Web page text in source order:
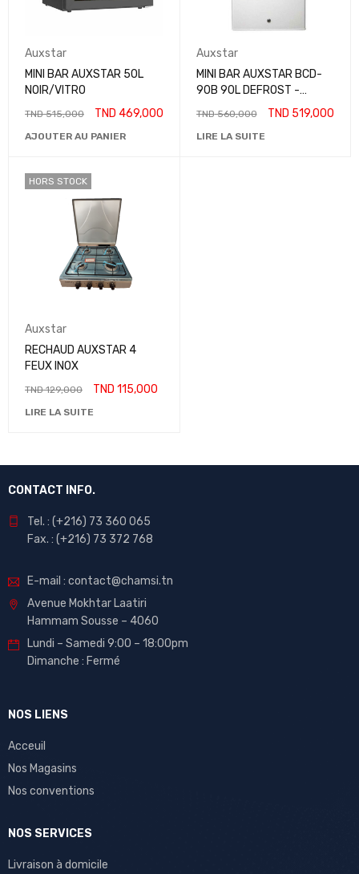
Auxstar
MINI BAR AUXSTAR 50L
NOIR/VITRO
TND515,000 TND 469,000
AJOUTER AU PANIER
Auxstar
MINI BAR AUXSTAR BCD-
90B 90L DEFROST -
TND560,000 TND 519,000
LIRE LA SUITE
HORS STOCK
Auxstar
RECHAUD AUXSTAR 4
FEUX INOX
TND129,000 TND 115,000
LIRE LA SUITE
CONTACT INFO.
Tel. : (+216) 73 360 065
Fax. : (+216) 73 372 768
E-mail : contact@chamsi.tn
Avenue Mokhtar Laatiri
Hammam Sousse – 4060
Lundi – Samedi 9:00 – 18:00pm
Dimanche : Fermé
NOS LIENS
Acceuil
Nos Magasins
Nos conventions
NOS SERVICES
Livraison à domicile